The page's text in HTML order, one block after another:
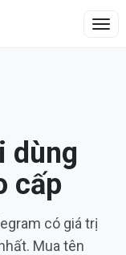
dùng
cấp
có giá trị
Mua tên